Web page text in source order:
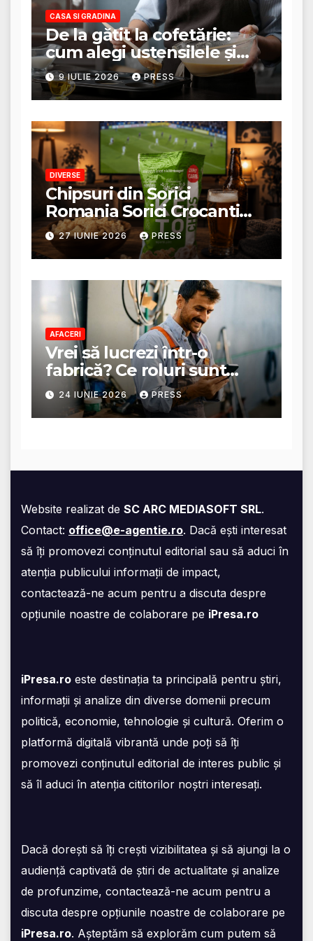
CASA SI GRADINA
De la gătit la cofetărie:
cum alegi ustensilele și
tigăile potrivite pentru un
rezultat perfect
9 IULIE 2026 PRESS
DIVERSE
Chipsuri din Sorici
Romania Sorici Crocanti
Magazin Online
27 IUNIE 2026 PRESS
AFACERI
Vrei să lucrezi într-o
fabrică? Ce roluri sunt
disponibile și ce presupun
acestea
24 IUNIE 2026 PRESS
Website realizat de SC ARC MEDIASOFT SRL.
Contact: office@e-agentie.ro. Dacă ești interesat
să îți promovezi conținutul editorial sau să aduci în
atenția publicului informații de impact,
contactează-ne acum pentru a discuta despre
opțiunile noastre de colaborare pe iPresa.ro
iPresa.ro este destinația ta principală pentru știri,
informații și analize din diverse domenii precum
politică, economie, tehnologie și cultură. Oferim o
platformă digitală vibrantă unde poți să îți
promovezi conținutul editorial de interes public și
să îl aduci în atenția cititorilor noștri interesați.
Dacă dorești să îți crești vizibilitatea și să ajungi la o
audiență captivată de știri de actualitate și analize
de profunzime, contactează-ne acum pentru a
discuta despre opțiunile noastre de colaborare pe
iPresa.ro. Așteptăm să explorăm cum putem să